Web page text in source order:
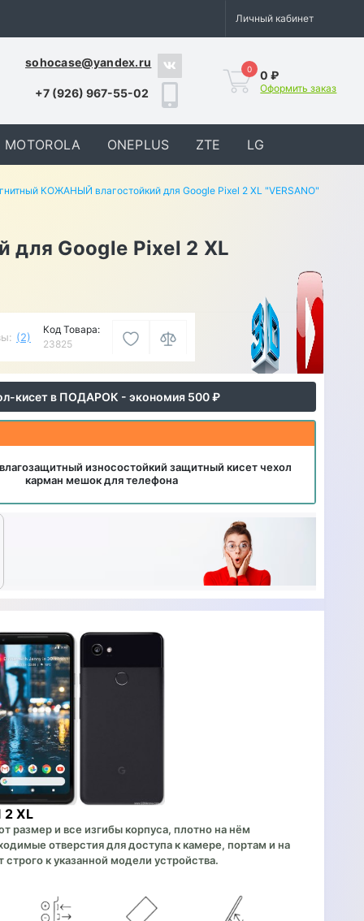
Личный кабинет
sohocase@yandex.ru
+7 (926) 967-55-02
0 0 ₽
Оформить заказ
MOTOROLA ONEPLUS ZTE LG
КОЖАНЫЙ влагостойкий для Google Pixel 2 XL "VERSANO"
Google Pixel 2 XL
(2)
Код Товара:
23825
кисет в ПОДАРОК - экономия 500 ₽
износостойкий защитный кисет чехол
карман мешок для телефона
2 XL
размер и все изгибы корпуса, плотно на нём
отверстия для доступа к камере, портам и на
к указанной модели устройства.